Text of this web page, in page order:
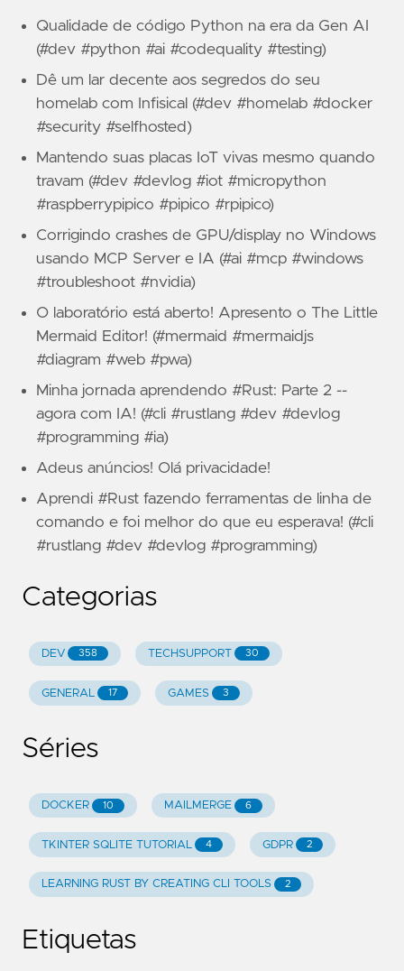
Qualidade de código Python na era da Gen AI
(#dev #python #ai #codequality #testing)
Dê um lar decente aos segredos do seu
homelab com Infisical (#dev #homelab #docker
#security #selfhosted)
Mantendo suas placas IoT vivas mesmo quando
travam (#dev #devlog #iot #micropython
#raspberrypipico #pipico #rpipico)
Corrigindo crashes de GPU/display no Windows
usando MCP Server e IA (#ai #mcp #windows
#troubleshoot #nvidia)
O laboratório está aberto! Apresento o The Little
Mermaid Editor! (#mermaid #mermaidjs
#diagram #web #pwa)
Minha jornada aprendendo #Rust: Parte 2 --
agora com IA! (#cli #rustlang #dev #devlog
#programming #ia)
Adeus anúncios! Olá privacidade!
Aprendi #Rust fazendo ferramentas de linha de
comando e foi melhor do que eu esperava! (#cli
#rustlang #dev #devlog #programming)
Categorias
DEV 358 TECHSUPPORT 30
GENERAL 17 GAMES 3
Séries
DOCKER 10 MAILMERGE 6
TKINTER SQLITE TUTORIAL 4 GDPR 2
LEARNING RUST BY CREATING CLI TOOLS 2
Etiquetas